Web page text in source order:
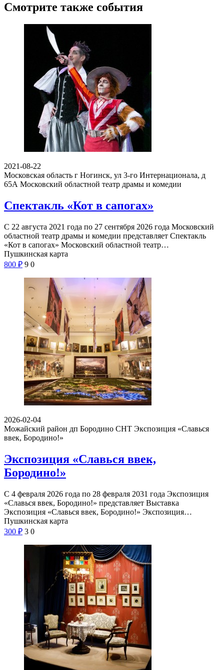
Смотрите также события
2021-08-22
Московская область г Ногинск, ул 3-го Интернационала, д
65А Московский областной театр драмы и комедии
Спектакль «Кот в сапогах»
С 22 августа 2021 года по 27 сентября 2026 года Московский
областной театр драмы и комедии представляет Спектакль
«Кот в сапогах» Московский областной театр…
Пушкинская карта
800 ₽ 9 0
2026-02-04
Можайский район дп Бородино СНТ Экспозиция «Славься
ввек, Бородино!»
Экспозиция «Славься ввек,
Бородино!»
С 4 февраля 2026 года по 28 февраля 2031 года Экспозиция
«Славься ввек, Бородино!» представляет Выставка
Экспозиция «Славься ввек, Бородино!» Экспозиция…
Пушкинская карта
300 ₽ 3 0